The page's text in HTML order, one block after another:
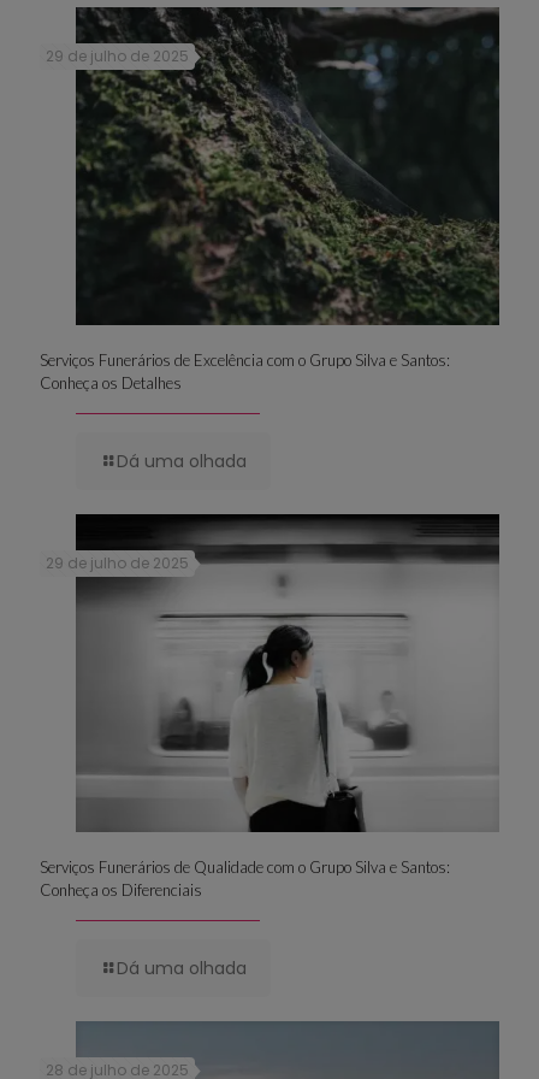
29 de julho de 2025
Serviços Funerários de Excelência com o Grupo Silva e Santos:
Conheça os Detalhes
Dá uma olhada
29 de julho de 2025
Serviços Funerários de Qualidade com o Grupo Silva e Santos:
Conheça os Diferenciais
Dá uma olhada
28 de julho de 2025